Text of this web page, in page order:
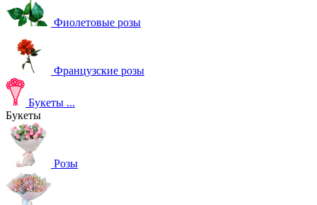
Фиолетовые розы
Французские розы
Букеты ...
Букеты
Розы